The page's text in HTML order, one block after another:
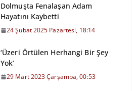
Dolmuşta Fenalaşan Adam
Hayatını Kaybetti
24 Şubat 2025 Pazartesi, 18:14
‘Üzeri Örtülen Herhangi Bir Şey
Yok’
29 Mart 2023 Çarşamba, 00:53